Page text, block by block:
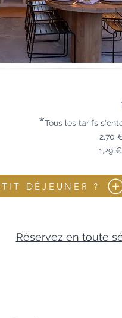
*Tous les tarifs
2,70
1,29 €
DÉJEUNER ?
Réservez en toute